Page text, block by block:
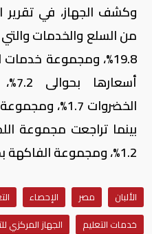
وكشف الجهاز، في
من السلع والخدمات
19.8%، ومجموعة
بينما تراجعت مجموعة
1.2%، ومجموعة الفاكهة بحوالى 1.4%.
الألبان مصر الإحصاء
خدمات التعليم
الجهاز المركزي